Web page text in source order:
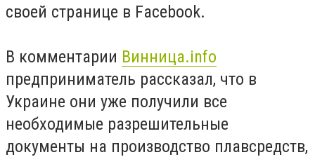
своей странице в Facebook.
В комментарии Винница.info
предприниматель рассказал, что в
Украине они уже получили все
необходимые разрешительные
документы на производство плавсредств,